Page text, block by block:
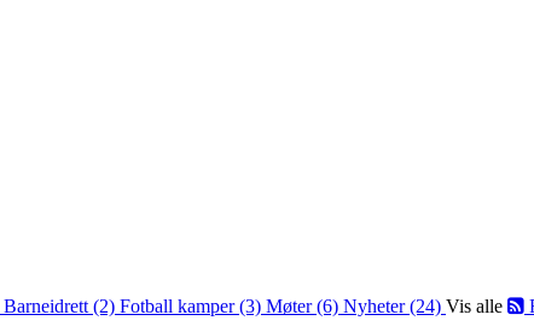
Barneidrett (2) Fotball kamper (3) Møter (6) Nyheter (24) Vis alle